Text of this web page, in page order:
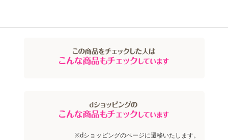
※dショッピングのページに遷移いたします。